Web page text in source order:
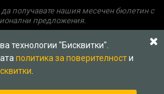
получавате нашия месечен бюлетин с
предложения.
|Платформа на ОРС|
технологии "Бисквитки".
политика за поверителности